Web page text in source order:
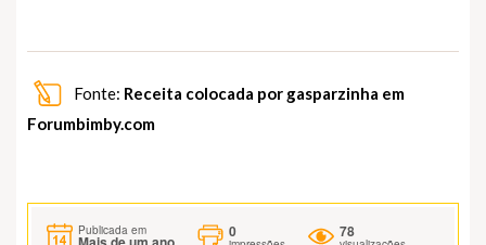
Fonte: Receita colocada por gasparzinha em
Forumbimby.com
Publicada em 0 78